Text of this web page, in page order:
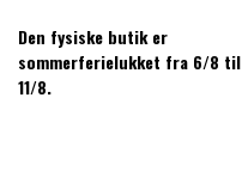
Den fysiske butik er
sommerferielukket fra 6/8 til
11/8.